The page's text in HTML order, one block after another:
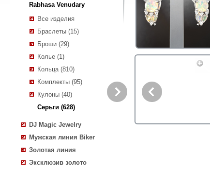
Rabhasa Venudary
Все изделия
Браслеты (15)
Броши (29)
Колье (1)
Кольца (810)
Комплекты (95)
Кулоны (40)
Серьги (628)
DJ Magic Jewelry
Мужская линия Biker
Золотая линия
Эксклюзив золото